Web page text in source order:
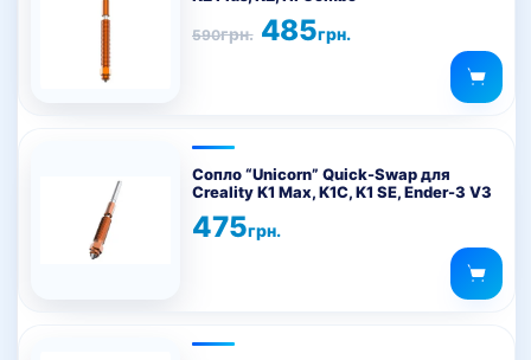
590грн.
Оригінальна
ціна:
485грн.
Поточна
ціна:
варіантів.
Параметри
Сопло “Unicorn” Quick-Swap для
Creality K1 Max, K1C, K1 SE, Ender-3 V3
475грн.
варіантів.